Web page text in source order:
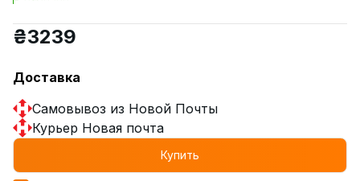
₴3239
Доставка
Самовывоз из Новой Почты
Курьер Новая почта
Купить